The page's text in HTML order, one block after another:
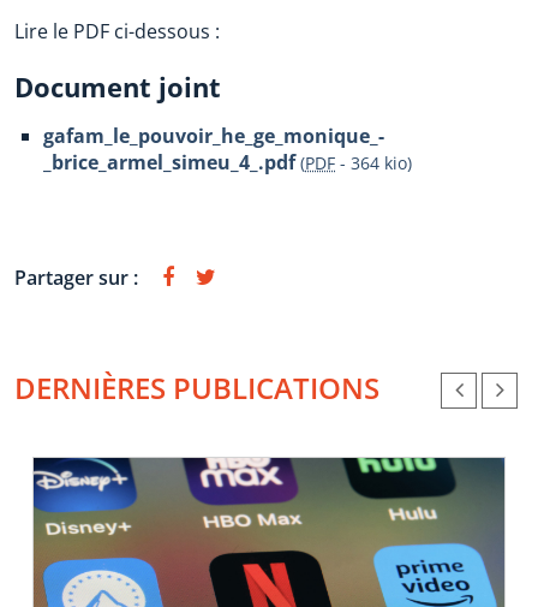
Lire le PDF ci-dessous :
Document joint
gafam_le_pouvoir_he_ge_monique_-
_brice_armel_simeu_4_.pdf (PDF - 364 kio)
Partager sur :
DERNIÈRES PUBLICATIONS